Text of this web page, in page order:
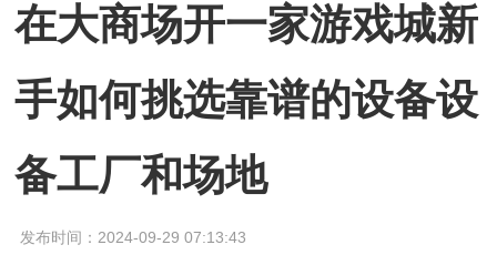
在大商场开一家游戏城新
手如何挑选靠谱的设备设
备工厂和场地
发布时间：2024-09-29 07:13:43